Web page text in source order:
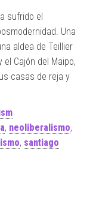
sufrido el
Una
aldea de Teillier
Cajón del Maipo,
casas de reja y
, neoliberalismo,
, santiago